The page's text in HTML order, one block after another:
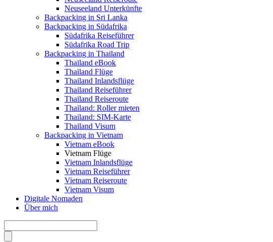
Neuseeland Unterkünfte
Backpacking in Sri Lanka
Backpacking in Südafrika
Südafrika Reiseführer
Südafrika Road Trip
Backpacking in Thailand
Thailand eBook
Thailand Flüge
Thailand Inlandsflüge
Thailand Reiseführer
Thailand Reiseroute
Thailand: Roller mieten
Thailand: SIM-Karte
Thailand Visum
Backpacking in Vietnam
Vietnam eBook
Vietnam Flüge
Vietnam Inlandsflüge
Vietnam Reiseführer
Vietnam Reiseroute
Vietnam Visum
Digitale Nomaden
Über mich